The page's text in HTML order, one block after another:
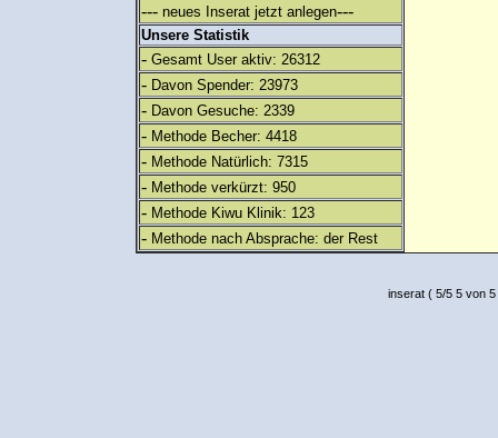
--- neues Inserat jetzt anlegen---
Unsere Statistik
- Gesamt User aktiv: 26312
- Davon Spender: 23973
- Davon Gesuche: 2339
- Methode Becher: 4418
- Methode Natürlich: 7315
- Methode verkürzt: 950
- Methode Kiwu Klinik: 123
- Methode nach Absprache: der Rest
inserat( 5/5 5 von 5